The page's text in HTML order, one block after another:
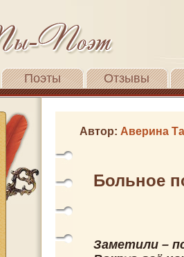
Поэты Отзывы
Автор: Аверина
Больное
Заметили –